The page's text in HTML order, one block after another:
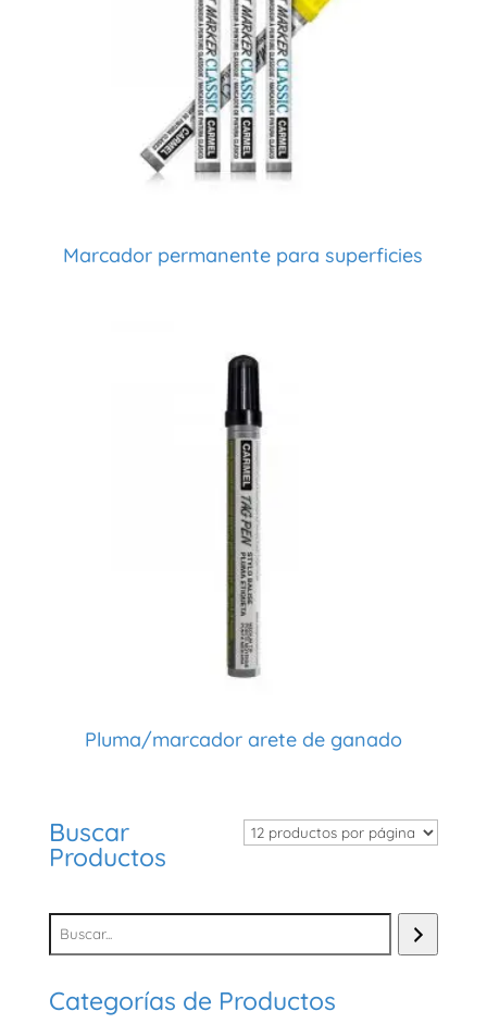
Marcador permanente para superficies
Pluma/marcador arete de ganado
Buscar
Productos
Categorías de Productos